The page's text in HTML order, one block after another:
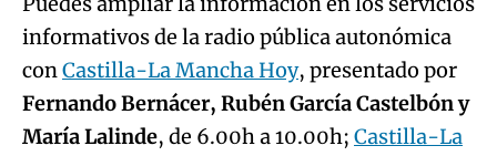
informativos de la radio pública autonómica
conCastilla-La Mancha Hoy, presentado por
Fernando Bernácer, Rubén García Castelbón y
María Lalinde, de 6.00h a 10.00h; Castilla-La